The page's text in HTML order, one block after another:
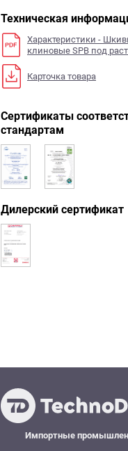
Техническая
Характеристики -
клиновые SPB под
Карточка товара
Сертификаты
стандартам
Дилерский сертификат
Импортные